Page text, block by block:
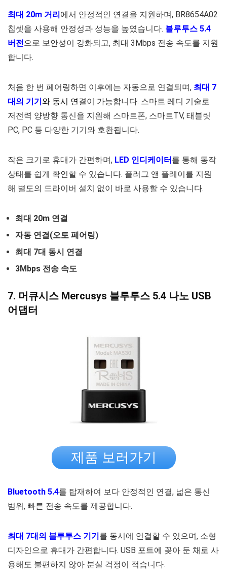
최대 20m 거리에서 안정적인 연결을 지원하며, BR8654A02
칩셋을 사용해 안정성과 성능을 높였습니다. 블루투스 5.4
버전 으로 보안성이 강화되고, 최대 3Mbps 전송 속도를 지원
합니다.
처음 한 번 페어링하면 이후에는 자동으로 연결되며, 최대 7
대의 기기와 동시 연결이 가능합니다. 스마트 레디 기술로
저전력 양방향 통신을 지원해 스마트폰, 스마트TV, 태블릿
PC, PC 등 다양한 기기와 호환됩니다.
작은 크기로 휴대가 간편하며, LED 인디케이터를 통해 동작
상태를 쉽게 확인할 수 있습니다. 플러그 앤 플레이를 지원
해 별도의 드라이버 설치 없이 바로 사용할 수 있습니다.
최대 20m 연결
자동 연결(오토 페어링)
최대 7대 동시 연결
3Mbps 전송 속도
7. 머큐시스 Mercusys 블루투스 5.4 나노 USB
어댑터
제품 보러가기
Bluetooth 5.4를 탑재하여 보다 안정적인 연결, 넓은 통신
범위, 빠른 전송 속도를 제공합니다.
최대 7대의 블루투스 기기를 동시에 연결할 수 있으며, 소형
디자인으로 휴대가 간편합니다. USB 포트에 꽂아 둔 채로 사
용해도 불편하지 않아 분실 걱정이 적습니다.